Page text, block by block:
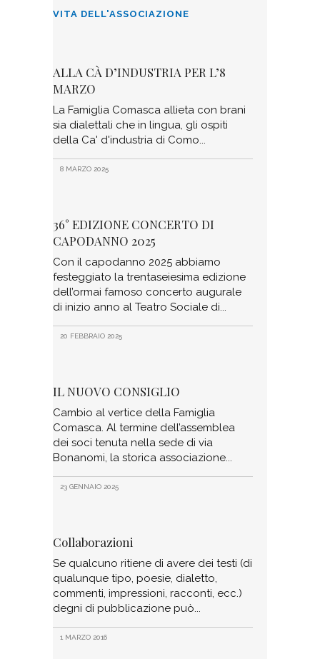
VITA DELL'ASSOCIAZIONE
ALLA CÀ D’INDUSTRIA PER L’8
MARZO
La Famiglia Comasca allieta con brani
sia dialettali che in lingua, gli ospiti
della Ca' d'industria di Como
8 MARZO 2025
36° EDIZIONE CONCERTO DI
CAPODANNO 2025
Con il capodanno 2025 abbiamo
festeggiato la trentaseiesima edizione
dell’ormai famoso concerto augurale
di inizio anno al Teatro Sociale di
20 FEBBRAIO 2025
IL NUOVO CONSIGLIO
Cambio al vertice della Famiglia
Comasca. Al termine dell’assemblea
dei soci tenuta nella sede di via
Bonanomi, la storica associazione
23 GENNAIO 2025
Collaborazioni
Se qualcuno ritiene di avere dei testi (di
qualunque tipo, poesie, dialetto,
commenti, impressioni, racconti, ecc.)
degni di pubblicazione può
1 MARZO 2016